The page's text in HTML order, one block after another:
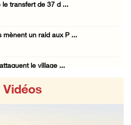
transfert de 37 d ...
mènent un raid aux P ...
le village ...
Vidéos